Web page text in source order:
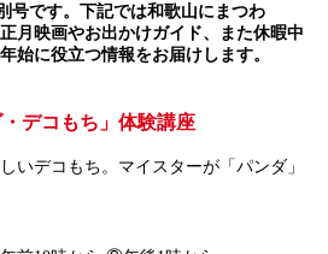
号です。下記では和歌山にまつわ
月映画やお出かけガイド、また休暇中
始に役立つ情報をお届けします。
デコもち」体験講座
いデコもち。マイスターが「パンダ」